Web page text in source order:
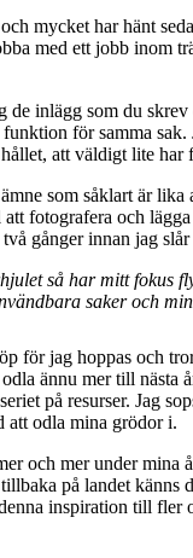
mycket har hänt
med ett jobb inom
inlägg som du
för samma
att väldigt lite har
som såklart är
fotografera och
gånger innan jag
så har mitt
saker och
för jag hoppas och
ännu mer till
på resurser. Jag
att odla mina grödor i.
och mer under
på landet
inspiration till